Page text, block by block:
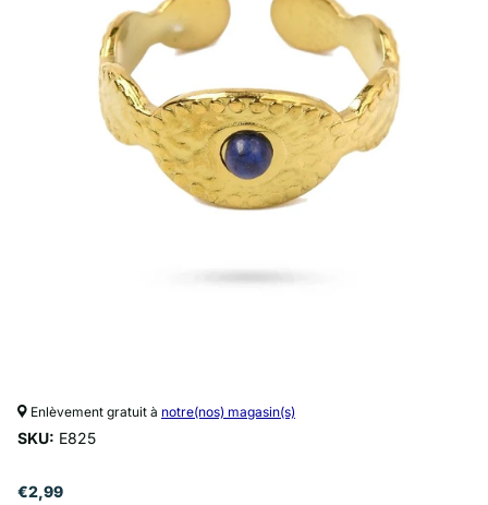
Enlèvement gratuit à notre(nos) magasin(s)
SKU: E825
€2,99